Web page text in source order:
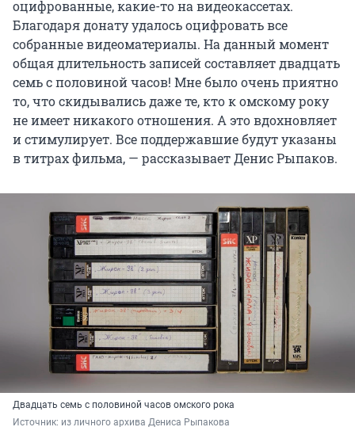
оцифрованные, какие-то на видеокассетах.
Благодаря донату удалось оцифровать все
собранные видеоматериалы. На данный момент
общая длительность записей составляет двадцать
семь с половиной часов! Мне было очень приятно
то, что скидывались даже те, кто к омскому року
не имеет никакого отношения. А это вдохновляет
и стимулирует. Все поддержавшие будут указаны
в титрах фильма, — рассказывает Денис Рыпаков.
Двадцать семь с половиной часов омского рока
Источник: из личного архива Дениса Рыпакова